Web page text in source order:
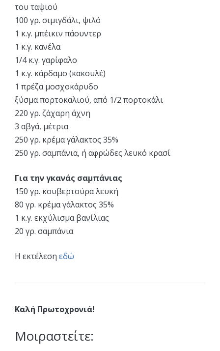
του ταψιού
100 γρ. σιμιγδάλι, ψιλό
1 κ.γ. μπέικιν πάουντερ
1 κ.γ. κανέλα
1/4 κ.γ. γαρίφαλο
1 κ.γ. κάρδαμο (κακουλέ)
1 πρέζα μοσχοκάρυδο
ξύσμα πορτοκαλιού, από 1/2 πορτοκάλι
220 γρ. ζάχαρη άχνη
3 αβγά, μέτρια
250 γρ. κρέμα γάλακτος 35%
250 γρ. σαμπάνια, ή αφρώδες λευκό κρασί
Για την γκανάς σαμπάνιας
150 γρ. κουβερτούρα λευκή
80 γρ. κρέμα γάλακτος 35%
1 κ.γ. εκχύλισμα βανίλιας
20 γρ. σαμπάνια
Η εκτέλεση εδώ
Καλή Πρωτοχρονιά!
Μοιραστείτε: